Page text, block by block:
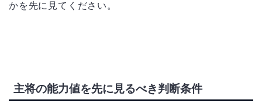
かを先に見てください。
主将の能力値を先に見るべき判断条件